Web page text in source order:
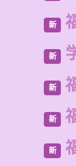
新
新
新
新
新